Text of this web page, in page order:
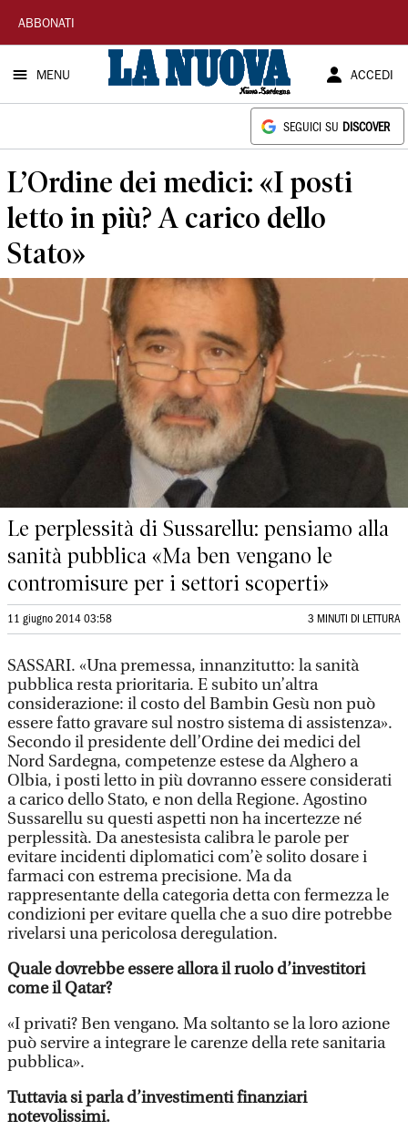
La
Nuova
Sardegna
ABBONATI
MENU ACCEDI
SEGUICI SU DISCOVER
L’Ordine dei medici: «I posti
letto in più? A carico dello
Stato»
Le perplessità di Sussarellu: pensiamo alla
sanità pubblica «Ma ben vengano le
contromisure per i settori scoperti»
11 giugno 2014 03:58 3 MINUTI DI LETTURA
SASSARI. «Una premessa, innanzitutto: la sanità
pubblica resta prioritaria. E subito un’altra
considerazione: il costo del Bambin Gesù non può
essere fatto gravare sul nostro sistema di assistenza».
Secondo il presidente dell’Ordine dei medici del
Nord Sardegna, competenze estese da Alghero a
Olbia, i posti letto in più dovranno essere considerati
a carico dello Stato, e non della Regione. Agostino
Sussarellu su questi aspetti non ha incertezze né
perplessità. Da anestesista calibra le parole per
evitare incidenti diplomatici com’è solito dosare i
farmaci con estrema precisione. Ma da
rappresentante della categoria detta con fermezza le
condizioni per evitare quella che a suo dire potrebbe
rivelarsi una pericolosa deregulation.
Quale dovrebbe essere allora il ruolo d’investitori
come il Qatar?
«I privati? Ben vengano. Ma soltanto se la loro azione
può servire a integrare le carenze della rete sanitaria
pubblica».
Tuttavia si parla d’investimenti finanziari
notevolissimi.